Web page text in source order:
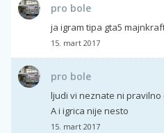
pro bole
ja igram tipa gta5
15. mart 2017
pro bole
ljudi vi neznate ni
A i igrica nije nesto
15. mart 2017